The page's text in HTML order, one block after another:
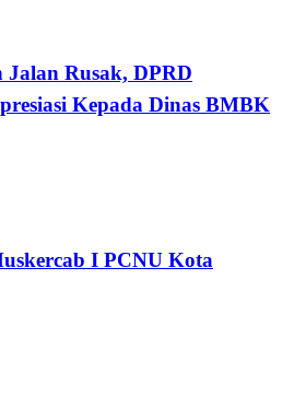
Rusak, DPRD
Kepada Dinas BMBK
I PCNU Kota